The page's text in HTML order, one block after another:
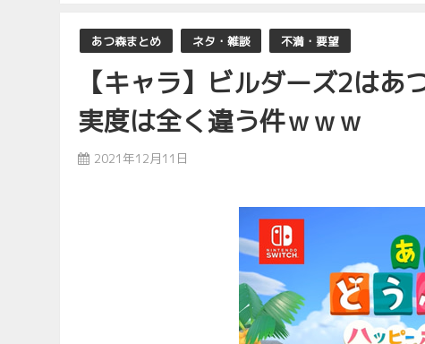
あつ森まとめ ネタ・雑談 不満・要望
【キャラ】ビルダーズ2は
実度は全く違う件ｗｗｗ
2021年12月11日